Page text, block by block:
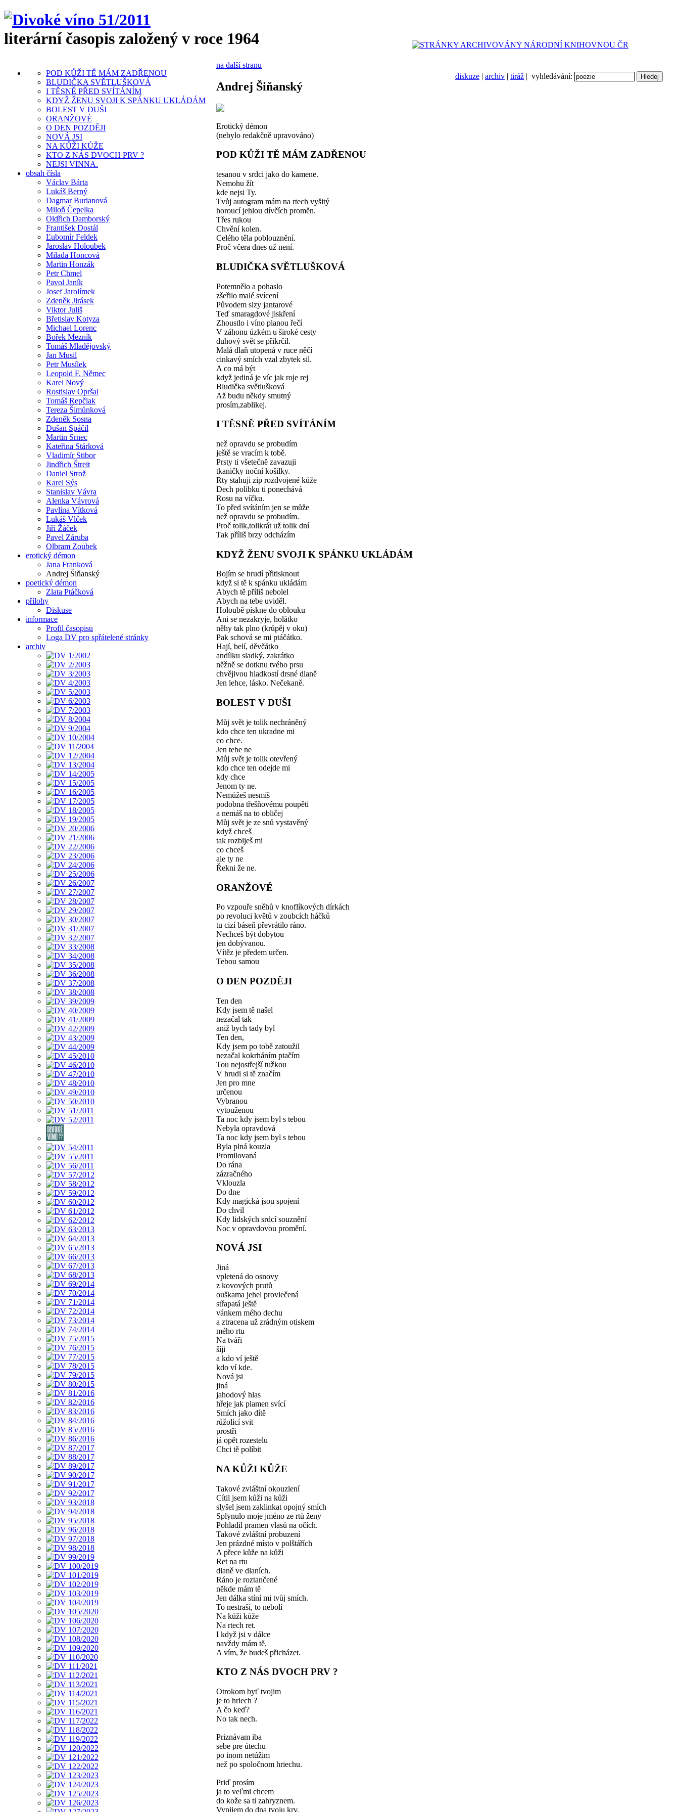
literární časopis založený v roce 1964
diskuze | archiv | tiráž | vyhledávání:
POD KŮŽI TĚ MÁM ZADŘENOU
BLUDIČKA SVĚTLUŠKOVÁ
I TĚSNĚ PŘED SVÍTÁNÍM
KDYŽ ŽENU SVOJI K SPÁNKU UKLÁDÁM
BOLEST V DUŠI
ORANŽOVÉ
O DEN POZDĚJI
NOVÁ JSI
NA KŮŽI KŮŽE
KTO Z NÁS DVOCH PRV ?
NEJSI VINNA.
obsah čísla
Václav Bárta
Lukáš Berný
Dagmar Burianová
Miloň Čepelka
Oldřich Damborský
František Dostál
Ľubomír Feldek
Jaroslav Holoubek
Milada Honcová
Martin Honzák
Petr Chmel
Pavol Janík
Josef Jarolímek
Zdeněk Jirásek
Viktor Juliš
Břetislav Kotyza
Michael Lorenc
Bořek Mezník
Tomáš Mladějovský
Jan Musil
Petr Musílek
Leopold F. Němec
Karel Nový
Rostislav Opršal
Tomáš Repčiak
Tereza Šimůnková
Zdeněk Sosna
Dušan Spáčil
Martin Srnec
Kateřina Stárková
Vladimír Stibor
Jindřich Štreit
Daniel Strož
Karel Sýs
Stanislav Vávra
Alenka Vávrová
Pavlína Vítková
Lukáš Vlček
Jiří Žáček
Pavel Záruba
Olbram Zoubek
erotický démon
Jana Franková
Andrej Šiňanský
poetický démon
Zlata Ptáčková
přílohy
Diskuse
informace
Profil časopisu
Loga DV pro spřátelené stránky
archiv
na další stranu
Andrej Šiňanský
Erotický démon
(nebylo redakčně upravováno)
POD KŮŽI TĚ MÁM ZADŘENOU
tesanou v srdci jako do kamene.
Nemohu žít
kde nejsi Ty.
Tvůj autogram mám na rtech vyšitý
horoucí jehlou dívčích proměn.
Třes rukou
Chvění kolen.
Celého těla poblouznění.
Proč včera dnes už není.
BLUDIČKA SVĚTLUŠKOVÁ
Potemnělo a pohaslo
zšeřilo malé svícení
Původem slzy jantarové
Teď smaragdové jiskření
Zhoustlo i víno planou řečí
V záhonu úzkém u široké cesty
duhový svět se přikrčil.
Malá dlaň utopená v ruce něčí
cinkavý smích vzal zbytek sil.
A co má být
když jediná je víc jak roje rej
Bludička světlušková
Až budu někdy smutný
prosím,zablikej.
I TĚSNĚ PŘED SVÍTÁNÍM
než opravdu se probudím
ještě se vracím k tobě.
Prsty ti všetečně zavazuji
tkaničky noční košilky.
Rty stahuji zip rozdvojené kůže
Dech polibku ti ponechává
Rosu na víčku.
To před svítáním jen se může
než opravdu se probudím.
Proč tolik,tolikrát už tolik dní
Tak příliš brzy odcházím
KDYŽ ŽENU SVOJI K SPÁNKU UKLÁDÁM
Bojím se hrudí přitisknout
když si tě k spánku ukládám
Abych tě příliš nebolel
Abych na tebe uviděl.
Holoubě pískne do oblouku
Ani se nezakryje, holátko
něhy tak plno (krůpěj v oku)
Pak schová se mi ptáčátko.
Hají, belí, děvčátko
andílku sladký, zakrátko
něžně se dotknu tvého prsu
chvějivou hladkostí drsné dlaně
Jen lehce, lásko. Nečekaně.
BOLEST V DUŠI
Můj svět je tolik nechráněný
kdo chce ten ukradne mi
co chce.
Jen tebe ne
Můj svět je tolik otevřený
kdo chce ten odejde mi
kdy chce
Jenom ty ne.
Nemůžeš nesmíš
podobna třešňovému poupěti
a nemáš na to obličej
Můj svět je ze snů vystavěný
když chceš
tak rozbiješ mi
co chceš
ale ty ne
Řekni že ne.
ORANŽOVÉ
Po vzpouře sněhů v knoflíkových dírkách
po revoluci květů v zoubcích háčků
tu cizí báseň převrátilo ráno.
Nechceš být dobytou
jen dobývanou.
Vítěz je předem určen.
Tebou samou
O DEN POZDĚJI
Ten den
Kdy jsem tě našel
nezačal tak
aniž bych tady byl
Ten den,
Kdy jsem po tobě zatoužil
nezačal kokrháním ptačím
Tou nejostřejší tužkou
V hrudi si tě značím
Jen pro mne
určenou
Vybranou
vytouženou
Ta noc kdy jsem byl s tebou
Nebyla opravdová
Ta noc kdy jsem byl s tebou
Byla plná kouzla
Promilovaná
Do rána
zázračného
Vklouzla
Do dne
Kdy magická jsou spojení
Do chvil
Kdy lidských srdcí souznění
Noc v opravdovou promění.
NOVÁ JSI
Jiná
vpletená do osnovy
z kovových prutů
ouškama jehel provlečená
střapatá ještě
vánkem mého dechu
a ztracena už zrádným otiskem
mého rtu
Na tváři
šíji
a kdo ví ještě
kdo ví kde.
Nová jsi
jiná
jahodový hlas
hřeje jak plamen svící
Smích jako dítě
růžolící svit
prostři
já opět rozestelu
Chci tě políbit
NA KŮŽI KŮŽE
Takové zvláštní okouzlení
Cítil jsem kůži na kůži
slyšel jsem zaklinkat opojný smích
Splynulo moje jméno ze rtů ženy
Pohladil pramen vlasů na očích.
Takové zvláštní probuzení
Jen prázdné místo v polštářích
A přece kůže na kůži
Ret na rtu
dlaně ve dlaních.
Ráno je roztančené
někde mám tě
Jen dálka stíní mi tvůj smích.
To nestraší, to nebolí
Na kůži kůže
Na rtech ret.
I když jsi v dálce
navždy mám tě.
A vím, že budeš přicházet.
KTO Z NÁS DVOCH PRV ?
Otrokom byť tvojim
je to hriech ?
A čo keď?
No tak nech.
Priznávam iba
sebe pre útechu
po inom netúžim
než po spoločnom hriechu.
Priď prosím
ja to veľmi chcem
do kože sa ti zahryznem.
Vypijem do dna tvoju krv.